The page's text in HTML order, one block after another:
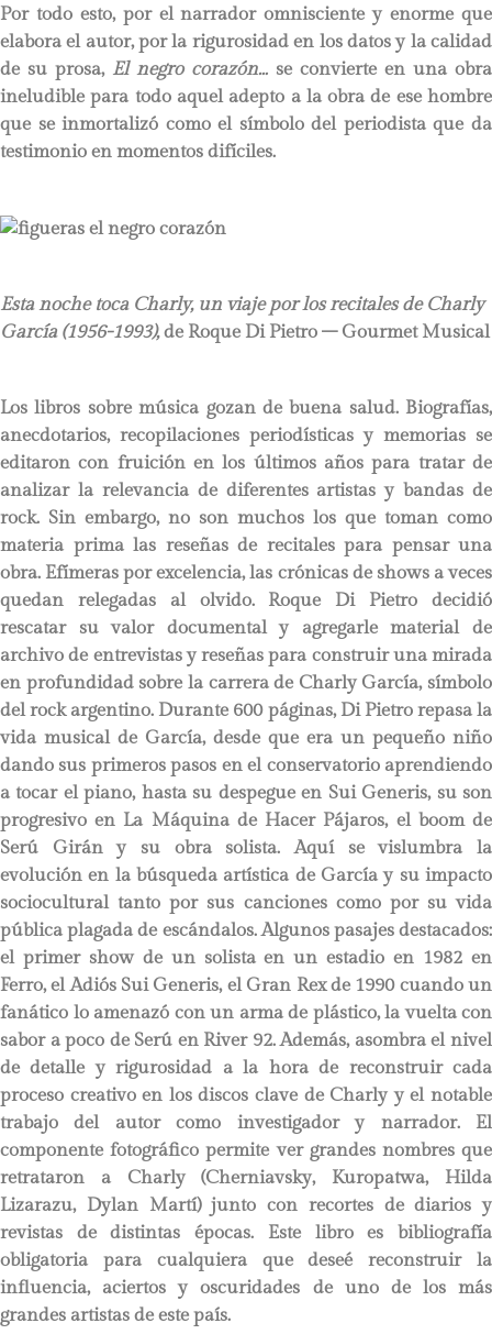
Por todo esto, por el narrador omnisciente y enorme que
elabora el autor, por la rigurosidad en los datos y la calidad
de su prosa, El negro corazón… se convierte en una obra
ineludible para todo aquel adepto a la obra de ese hombre
que se inmortalizó como el símbolo del periodista que da
testimonio en momentos difíciles.
Esta noche toca Charly, un viaje por los recitales de Charly
García (1956-1993),de Roque Di Pietro – Gourmet Musical
Los libros sobre música gozan de buena salud. Biografías,
anecdotarios, recopilaciones periodísticas y memorias se
editaron con fruición en los últimos años para tratar de
analizar la relevancia de diferentes artistas y bandas de
rock. Sin embargo, no son muchos los que toman como
materia prima las reseñas de recitales para pensar una
obra. Efímeras por excelencia, las crónicas de shows a veces
quedan relegadas al olvido. Roque Di Pietro decidió
rescatar su valor documental y agregarle material de
archivo de entrevistas y reseñas para construir una mirada
en profundidad sobre la carrera de Charly García, símbolo
del rock argentino. Durante 600 páginas, Di Pietro repasa la
vida musical de García, desde que era un pequeño niño
dando sus primeros pasos en el conservatorio aprendiendo
a tocar el piano, hasta su despegue en Sui Generis, su son
progresivo en La Máquina de Hacer Pájaros, el boom de
Serú Girán y su obra solista. Aquí se vislumbra la
evolución en la búsqueda artística de García y su impacto
sociocultural tanto por sus canciones como por su vida
pública plagada de escándalos. Algunos pasajes destacados:
el primer show de un solista en un estadio en 1982 en
Ferro, el Adiós Sui Generis, el Gran Rex de 1990 cuando un
fanático lo amenazó con un arma de plástico, la vuelta con
sabor a poco de Serú en River 92. Además, asombra el nivel
de detalle y rigurosidad a la hora de reconstruir cada
proceso creativo en los discos clave de Charly y el notable
trabajo del autor como investigador y narrador. El
componente fotográfico permite ver grandes nombres que
retrataron a Charly (Cherniavsky, Kuropatwa, Hilda
Lizarazu, Dylan Martí) junto con recortes de diarios y
revistas de distintas épocas. Este libro es bibliografía
obligatoria para cualquiera que deseé reconstruir la
influencia, aciertos y oscuridades de uno de los más
grandes artistas de este país.